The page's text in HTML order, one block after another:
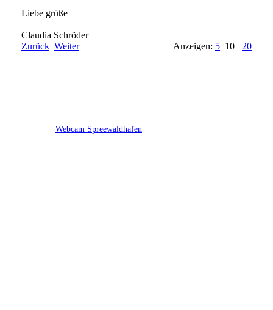
Liebe grüße
Claudia Schröder
Zurück Weiter Anzeigen: 5 10 20
Webcam Spreewaldhafen